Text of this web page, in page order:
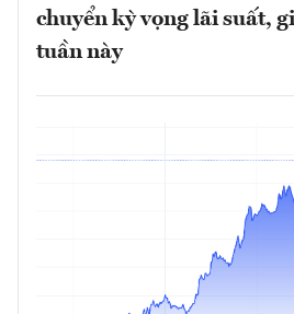
chuyển kỳ vọng lãi suất,
tuần này